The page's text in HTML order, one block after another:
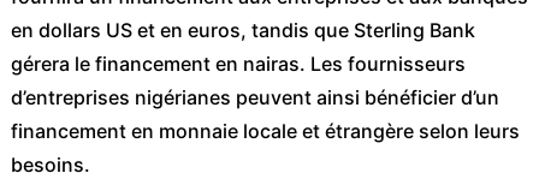
en dollars US et en euros, tandis que Sterling Bank
gérera le financement en nairas. Les fournisseurs
d’entreprises nigérianes peuvent ainsi bénéficier d’un
financement en monnaie locale et étrangère selon leurs
besoins.